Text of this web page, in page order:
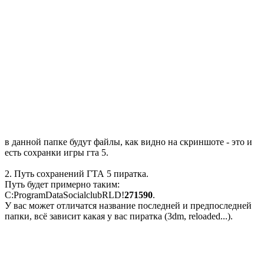
в данной папке будут файлы, как видно на скриншоте - это и
есть сохранки игры гта 5.
2. Путь сохранений ГТА 5 пиратка.
Путь будет примерно таким:
C:ProgramDataSocialclubRLD!271590.
У вас может отличатся название последней и предпоследней
папки, всё зависит какая у вас пиратка (3dm, reloaded...).